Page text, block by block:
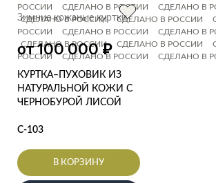
РОССИИ
СДЕЛАНО В РОССИИ
СДЕЛАНО В
СДЕЛАНО В РОССИИ
СДЕЛАНО В РОССИИ
РОССИИ
СДЕЛАНО В РОССИИ
СДЕЛАНО В
СДЕЛАНО В РОССИИ
СДЕЛАНО В РОССИИ
РОССИИ
СДЕЛАНО В РОССИИ СДЕЛАНО В
Зимние кожаные куртки
от 100 000₽
КУРТКА–ПУХОВИК ИЗ
НАТУРАЛЬНОЙ КОЖИ С
ЧЕРНОБУРОЙ ЛИСОЙ
С-103
В КОРЗИНУ